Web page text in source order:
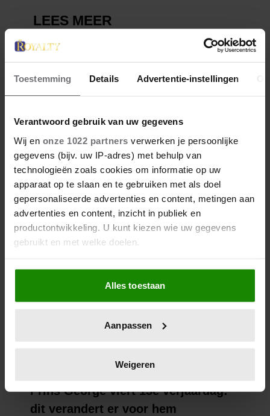
Toestemming Details Advertentie-instellingen
Verantwoord gebruik van uw gegevens
Wij en onze 1022 partners verwerken je persoonlijke
gegevens (bijv. uw IP-adres) met behulp van
technologieën zoals cookies om informatie op uw
apparaat op te slaan en te gebruiken met als doel
gepersonaliseerde advertenties en content, metingen aan
advertenties en content, inzicht in publiek en
productontwikkeling. U kunt kiezen wie uw gegevens
gebruikt en met welke doelen.
Als u het toestaat, willen we ook graag:
Informatie verzamelen over uw geografische
locatie, die tot een paar meter nauwkeurig kan zijn
scannen op specifieke eigenschappen (fingerprinting)
verwerkt en stel uw voorkeuren in het
intrekken in de Cookieverklaring.
Alles toestaan
Aanpassen
Weigeren